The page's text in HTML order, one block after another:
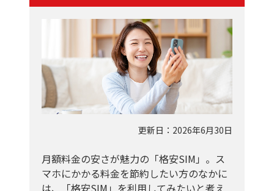
更新日：2026年6月30日
月額料金の安さが魅力の「格安SIM」。ス
マホにかかる料金を節約したい方のなかに